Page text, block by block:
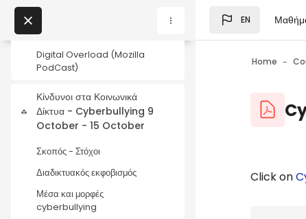
Blocks
ελέγχου μέσω DNS
Digital Overload (Mozilla
PodCast)
Collapse
Κίνδυνοι στα Κοινωνικά
Δίκτυα - Cyberbullying 9
October - 15 October
Σκοπός - Στόχοι
Διαδικτυακός εκφοβισμός
Μέσα και μορφές
cyberbullying
EN
Home
Blocks
Blocks
Click on